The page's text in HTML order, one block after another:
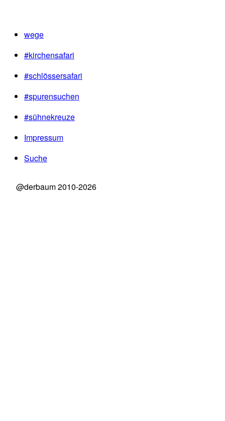
wege
#kirchensafari
#schlössersafari
#spurensuchen
#sühnekreuze
Impressum
Suche
@derbaum 2010-2026